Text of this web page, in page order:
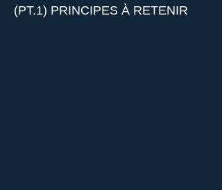
(PT.1) PRINCIPES À RETENIR